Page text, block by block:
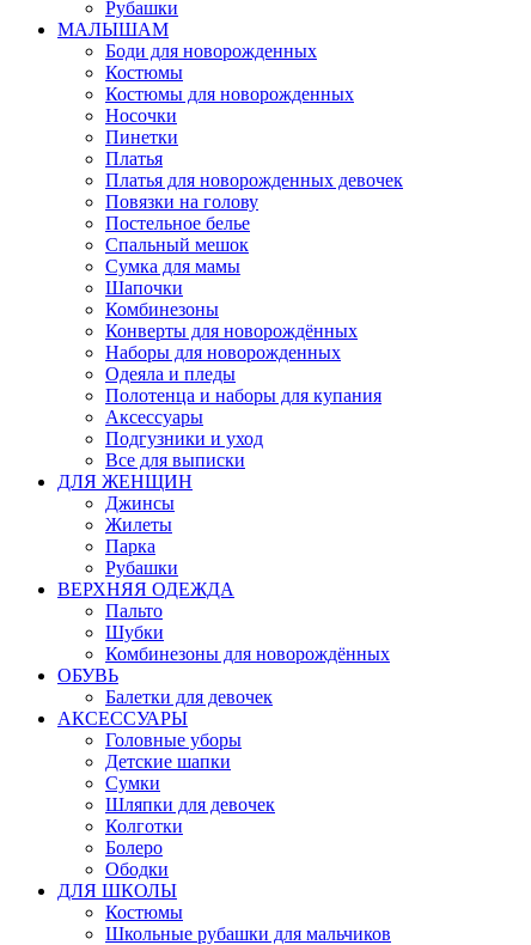
Рубашки
МАЛЫШАМ
Боди для новорожденных
Костюмы
Костюмы для новорожденных
Носочки
Пинетки
Платья
Платья для новорожденных девочек
Повязки на голову
Постельное белье
Спальный мешок
Сумка для мамы
Шапочки
Комбинезоны
Конверты для новорождённых
Наборы для новорожденных
Одеяла и пледы
Полотенца и наборы для купания
Аксессуары
Подгузники и уход
Все для выписки
ДЛЯ ЖЕНЩИН
Джинсы
Жилеты
Парка
Рубашки
ВЕРХНЯЯ ОДЕЖДА
Пальто
Шубки
Комбинезоны для новорождённых
ОБУВЬ
Балетки для девочек
АКСЕССУАРЫ
Головные уборы
Детские шапки
Сумки
Шляпки для девочек
Колготки
Болеро
Ободки
ДЛЯ ШКОЛЫ
Костюмы
Школьные рубашки для мальчиков